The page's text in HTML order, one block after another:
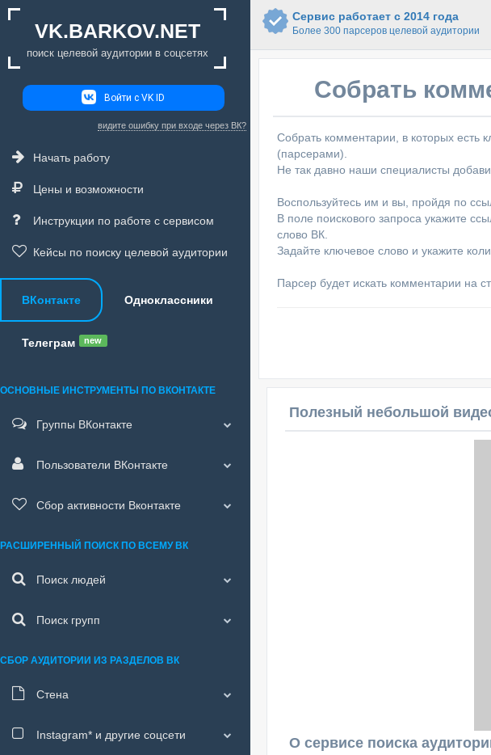
Сервис работает с 2014 года
Более 300 парсеров целевой аудитории
Собрать
Собрать комментарии, в которых есть
(парсерами).
Не так давно наши специалисты
Воспользуйтесь им и вы, пройдя по
В поле поискового запроса укажите
слово ВК.
Задайте ключевое слово и укажите
Парсер будет искать комментарии на
Полезный небольшой
О сервисе поиска
VK.BARKOV.NET
поиск целевой аудитории в соцсетях
Войти с VK ID
видите ошибку при входе через ВК?
Начать работу
Цены и возможности
Инструкции по работе с сервисом
Кейсы по поиску целевой аудитории
ВКонтакте Одноклассники
Телеграм new
ОСНОВНЫЕ ИНСТРУМЕНТЫ ПО ВКОНТАКТЕ
Группы ВКонтакте
Пользователи ВКонтакте
Сбор активности Вконтакте
РАСШИРЕННЫЙ ПОИСК ПО ВСЕМУ ВК
Поиск людей
Поиск групп
СБОР АУДИТОРИИ ИЗ РАЗДЕЛОВ ВК
Стена
Instagram* и другие соцсети